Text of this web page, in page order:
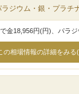
ジウム・銀・プラチ
金18,956円(円)、パラジ
の相場情報の詳細をみる